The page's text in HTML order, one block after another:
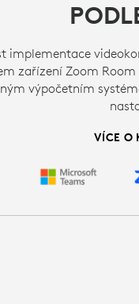
implementace
zařízení Zoom
výpočetním
VÍCE O